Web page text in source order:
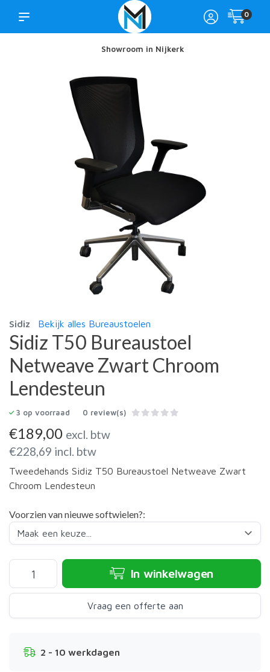
0
Showroom in Nijkerk
Sidiz Bekijk alles Bureaustoelen
Sidiz T50 Bureaustoel
Netweave Zwart Chroom
Lendesteun
3 op voorraad 0 review(s)
€189,00 excl. btw
€228,69 incl. btw
Tweedehands Sidiz T50 Bureaustoel Netweave Zwart
Chroom Lendesteun
Voorzien van nieuwe softwielen?:
In winkelwagen
Vraag een offerte aan
2 - 10 werkdagen